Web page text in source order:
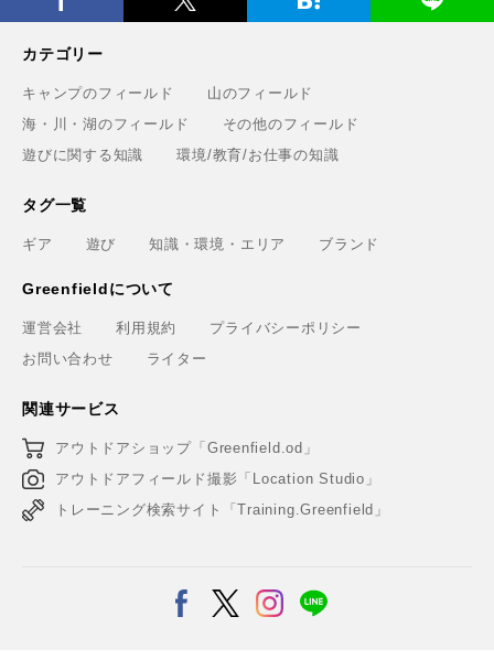
カテゴリー
キャンプのフィールド
山のフィールド
海・川・湖のフィールド
その他のフィールド
遊びに関する知識
環境/教育/お仕事の知識
タグ一覧
ギア 遊び 知識・環境・エリア ブランド
Greenfieldについて
運営会社 利用規約
プライバシーポリシー
お問い合わせ
ライター
関連サービス
アウトドアショップ「Greenfield.od」
アウトドアフィールド撮影「Location Studio」
トレーニング検索サイト「Training.Greenfield」